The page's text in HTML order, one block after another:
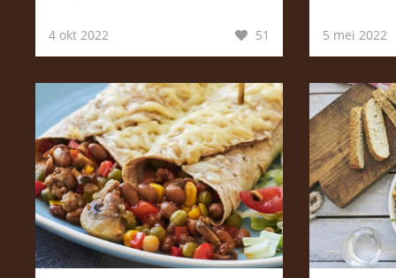
4 okt 2022 51 5 mei 2022